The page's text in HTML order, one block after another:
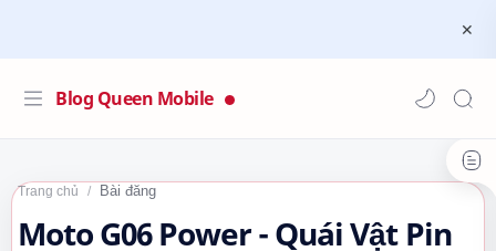
Blog Queen Mobile
Trang chủ Bài đăng
Moto G06 Power - Quái Vật Pin